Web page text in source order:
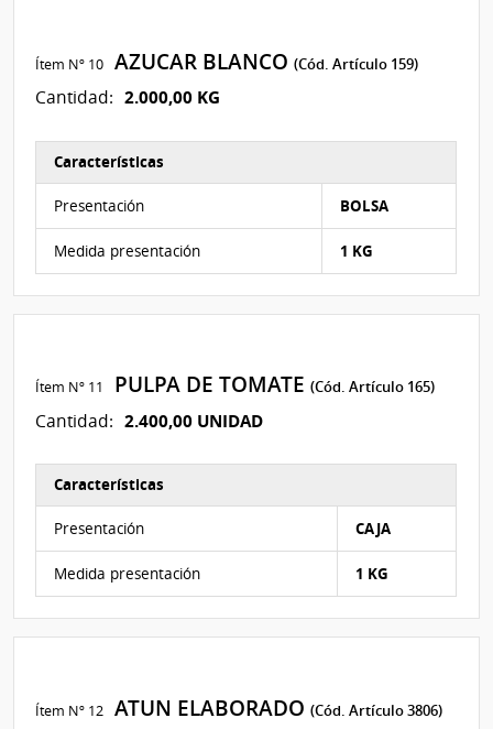
Ítem Nº 10 AZUCAR BLANCO(Cód. Artículo 159)
Cantidad: 2.000,00 KG
Características del Ítem Nº 10
Características
Presentación BOLSA
Medida presentación 1 KG
Ítem Nº 11 PULPA DE TOMATE(Cód. Artículo 165)
Cantidad: 2.400,00 UNIDAD
Características
Presentación CAJA
Medida presentación 1 KG
Ítem Nº 12 ATUN ELABORADO(Cód. Artículo 3806)